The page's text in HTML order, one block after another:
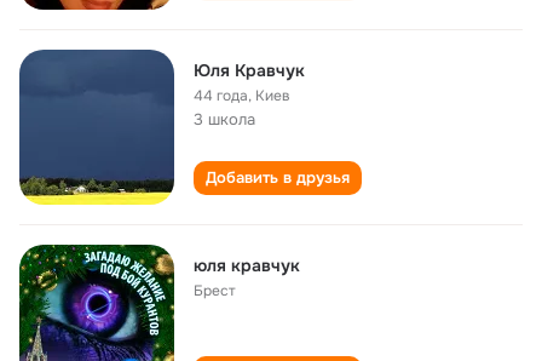
Юля Кравчук
44 года, Киев
3 школа
Добавить в друзья
юля кравчук
Брест